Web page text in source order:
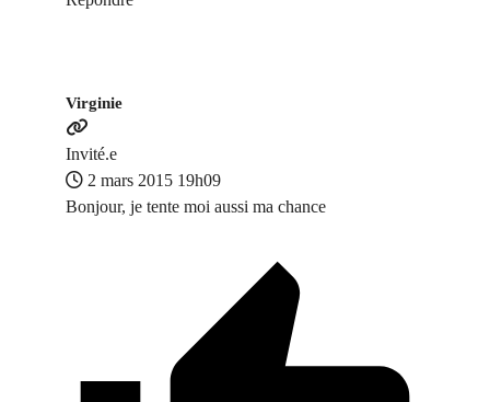
Virginie
Invité.e
2 mars 2015 19h09
Bonjour, je tente moi aussi ma chance